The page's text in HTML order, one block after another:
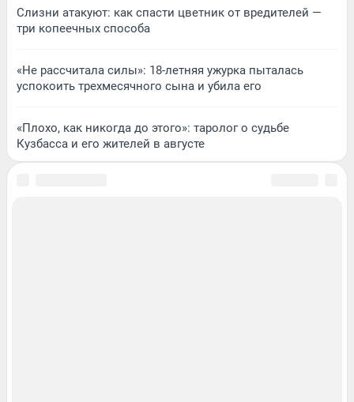
Слизни атакуют: как спасти цветник от вредителей —
три копеечных способа
«Не рассчитала силы»: 18-летняя ужурка пыталась
успокоить трехмесячного сына и убила его
«Плохо, как никогда до этого»: таролог о судьбе
Кузбасса и его жителей в августе